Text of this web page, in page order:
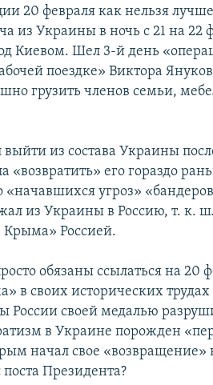
20 февраля как нельзя
из Украины в ночь с 21 на 22
Киевом. Шел 3-й день
поездке» Виктора
грузить членов семьи,
из состава Украины
«возвратить» его гораздо
угроз»
из Украины в Россию, т. к.
Россией.
обязаны ссылаться на 20
в своих исторических трудах
России своей медалью
в Украине порожден
начал свое «возвращение»
Президента?